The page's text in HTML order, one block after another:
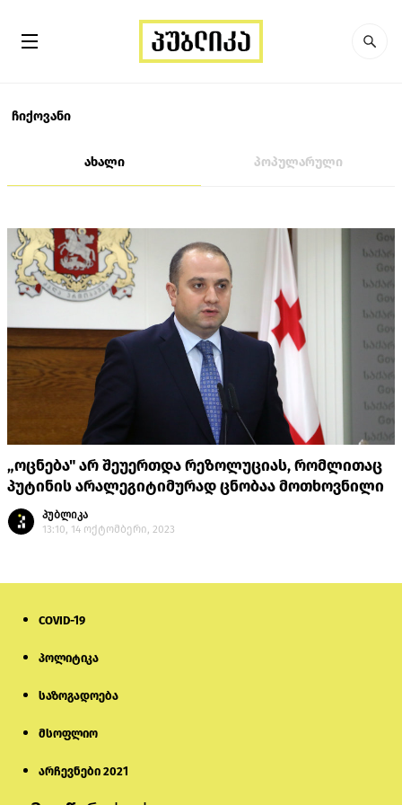
ჩიქოვანი
ახალი პოპულარული
„ოცნება" არ შეუერთდა რეზოლუციას, რომლითაც
პუტინის არალეგიტიმურად ცნობაა მოთხოვნილი
პუბლიკა
13:10, 14 ოქტომბერი, 2023
COVID-19
პოლიტიკა
საზოგადოება
მსოფლიო
არჩევნები 2021